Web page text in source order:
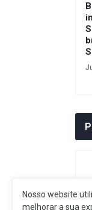
Nosso website
melhorar a sua